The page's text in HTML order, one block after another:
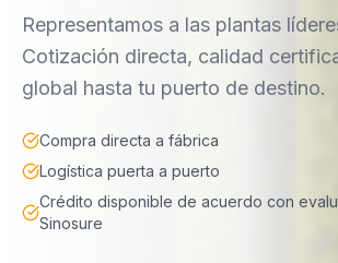
Representamos a las plantas
Cotización directa, calidad
global hasta tu puerto de destino.
Compra directa a fábrica
Logística puerta a puerto
Crédito disponible de acuerdo con
Sinosure